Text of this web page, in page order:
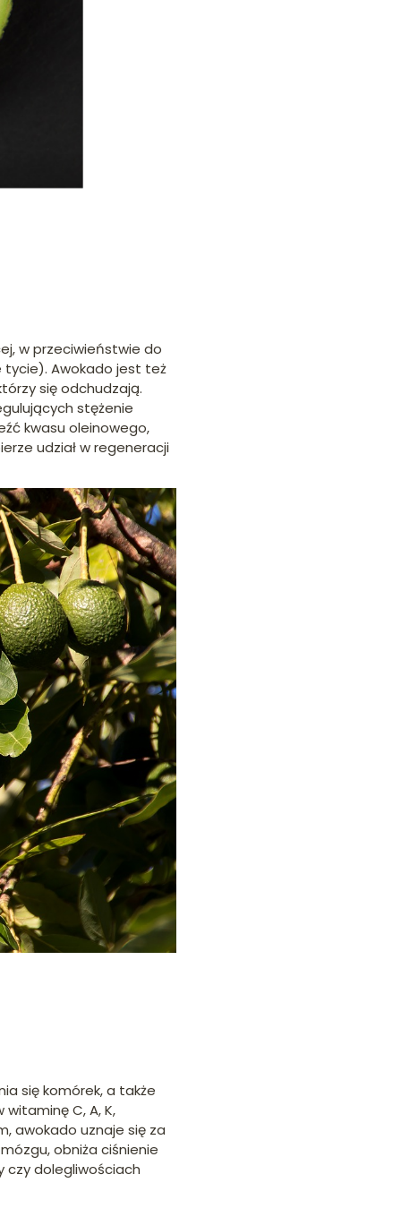
w przeciwieństwie do
tycie). Awokado jest też
się odchudzają.
stężenie
kwasu oleinowego,
udział w regeneracji
się komórek, a także
C, A, K,
awokado uznaje się za
obniża ciśnienie
czy dolegliwościach